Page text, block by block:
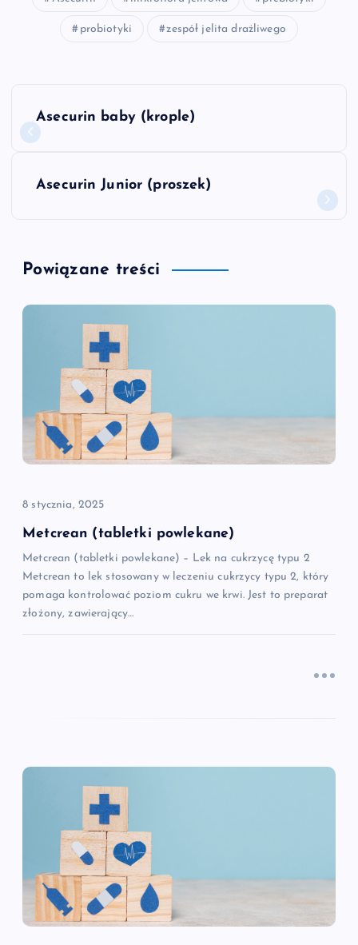
probiotyki zespół jelita drażliwego
a
g
a
a
w
p
s
u
Asecurin baby (krople)
Asecurin Junior (proszek)
Powiązane treści
8 stycznia, 2025
Metcrean (tabletki powlekane)
Metcrean (tabletki powlekane) – Lek na cukrzycę typu 2
Metcrean to lek stosowany w leczeniu cukrzycy typu 2, który
pomaga kontrolować poziom cukru we krwi. Jest to preparat
złożony, zawierający…